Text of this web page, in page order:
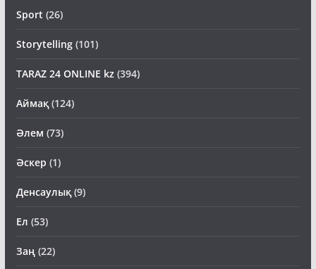
Sport (26)
Storytelling(101)
TARAZ 24 ONLINE kz(394)
Аймақ(124)
Әлем (73)
Әскер (1)
Денсаулық(9)
Ел (53)
Заң(22)